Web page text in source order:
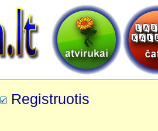
Registruotis